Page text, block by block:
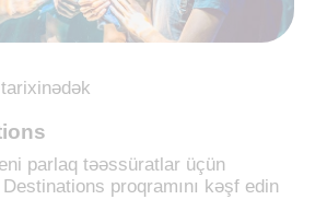
parlaq təəssüratlar üçün
proqramını kəşf edin